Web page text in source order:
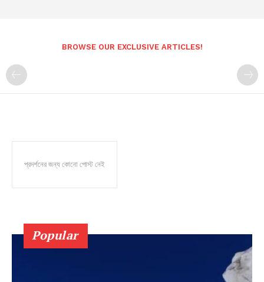
BROWSE OUR EXCLUSIVE ARTICLES!
প্রদর্শনের জন্য কোনো পোস্ট নেই
Popular